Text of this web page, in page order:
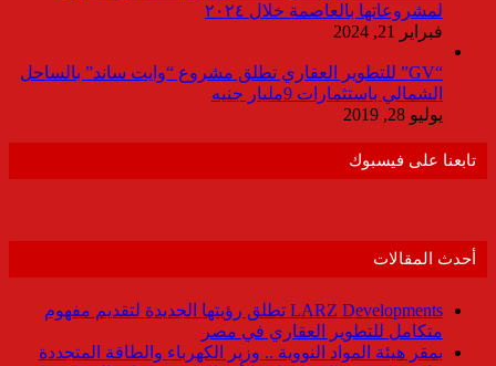
لمشروعاتها بالعاصمة خلال ٢٠٢٤
فبراير 21, 2024
“GV” للتطوير العقاري تطلق مشروع “وايت ساند” بالساحل
الشمالي باستثمارات 9مليار جنيه
يوليو 28, 2019
تابعنا على فيسبوك
أحدث المقالات
LARZ Developments تطلق رؤيتها الجديدة لتقديم مفهوم
متكامل للتطوير العقاري في مصر
بمقر هيئة المواد النووية .. وزير الكهرباء والطاقة المتجددة